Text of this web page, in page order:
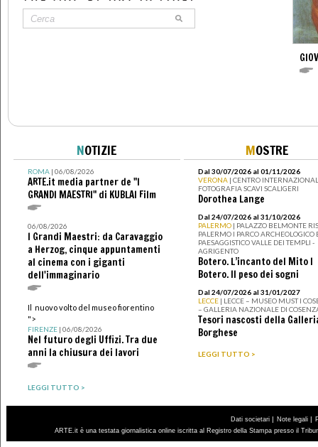
NOTIZIE
ROMA| 06/08/2026
ARTE.it media partner de "I
GRANDI MAESTRI" di KUBLAI Film
06/08/2026
I Grandi Maestri: da Caravaggio
a Herzog, cinque appuntamenti
al cinema con i giganti
dell'immaginario
Il nuovo volto del museo fiorentino
">
FIRENZE| 06/08/2026
Nel futuro degli Uffizi. Tra due
anni la chiusura dei lavori
LEGGI TUTTO >
MOSTRE
Dal 30/07/2026 al 01/11/2026
VERONA | CENTRO
FOTOGRAFIA SCAVI SCALIGERI
Dorothea Lange
Dal 24/07/2026 al 31/10/2026
PALERMO | PALAZZO BELMONTE
PALERMO I PARCO ARCHEOLOGICO
PAESAGGISTICO VALLE DEI TEMPLI -
AGRIGENTO
Botero. L’incanto del Mito I
Botero. Il peso dei sogni
Dal 24/07/2026 al 31/01/2027
LECCE | LECCE – MUSEO MUST I
– GALLERIA NAZIONALE DI
Tesori nascosti della
Borghese
LEGGI TUTTO >
Dati societari | Note legali |
ARTE.it è una testata giornalistica online iscritta al Registro della Stampa presso il